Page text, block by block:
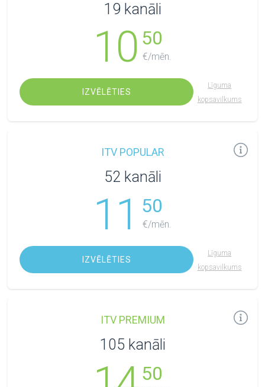
19 kanāli
10 50
€/mēn.
IZVĒLĒTIES
Līguma
kopsavilkums
ITV POPULAR
52 kanāli
11 50
€/mēn.
IZVĒLĒTIES
Līguma
kopsavilkums
ITV PREMIUM
105 kanāli
50